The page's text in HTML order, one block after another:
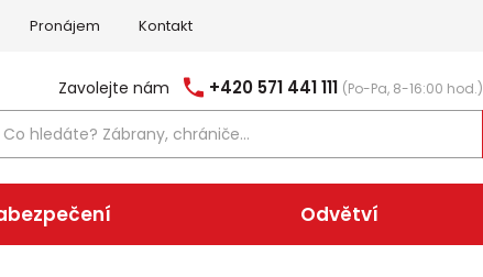
Pronájem Kontakt
Zavolejte nám +420 571 441 111 (Po-Pa, 8-16:00 hod.)
Odvětví